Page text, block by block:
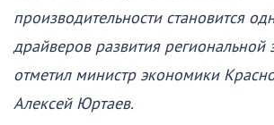
производительности становится
драйверов развития
отметил министр экономики
Алексей Юртаев.